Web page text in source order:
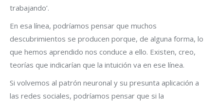
trabajando’.
En esa línea, podríamos pensar que muchos
descubrimientos se producen porque, de alguna forma, lo
que hemos aprendido nos conduce a ello. Existen, creo,
teorías que indicarían que la intuición va en ese línea.
Si volvemos al patrón neuronal y su presunta aplicación a
las redes sociales, podríamos pensar que si la